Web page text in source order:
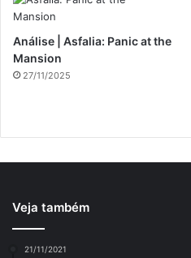
Análise | Asfalia: Panic at the
Mansion
27/11/2025
Veja também
21/11/2021